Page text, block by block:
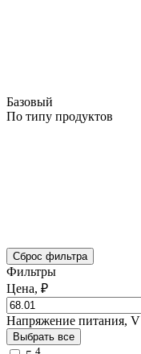
Базовый
По типу продуктов
Сброс фильтра
Фильтры
Цена, ₽
Напряжение питания, V
Выбрать все
4